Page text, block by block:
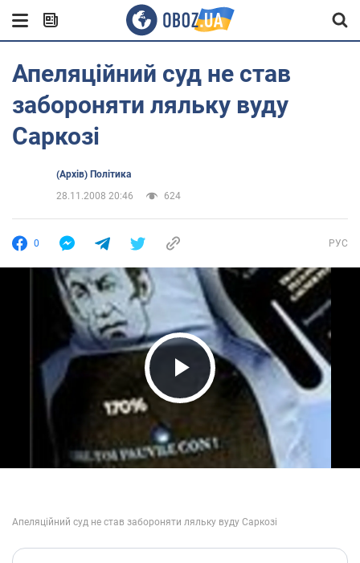
Апеляційний суд не став
забороняти ляльку вуду
Саркозі
(Архів) Політика
28.11.2008 20:46
624
0 РУС
Play Video